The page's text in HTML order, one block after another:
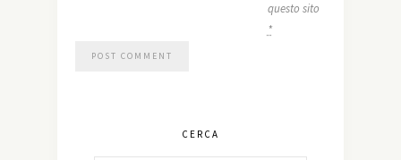
questo sito
*
CERCA